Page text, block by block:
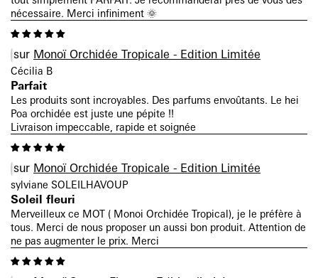
nécessaire. Merci infiniment 🌞
Monoï Orchidée Tropicale - Edition Limitée
Cécilia B
Parfait
Les produits sont incroyables. Des parfums envoûtants. Le hei
Poa orchidée est juste une pépite !!
Livraison impeccable, rapide et soignée
Monoï Orchidée Tropicale - Edition Limitée
sylviane SOLEILHAVOUP
Soleil fleuri
Merveilleux ce MOT ( Monoi Orchidée Tropical), je le préfère à
tous. Merci de nous proposer un aussi bon produit. Attention de
ne pas augmenter le prix. Merci